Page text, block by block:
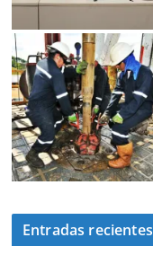
Entradas recientes